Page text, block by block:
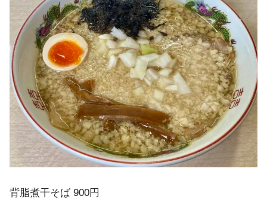
背脂煮干そば 900円